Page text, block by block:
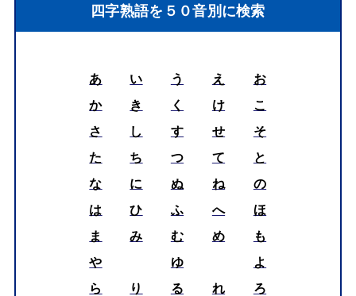
四字熟語を５０音別に検索
あ い う え
お
か
き く け
こ
さ
し す せ
そ
た
ち つ て
と
な
に ぬ ね
の
は
ひ ふ へ
ほ
ま
み む め
も
や
ゆ
よ
ら
り る れ
ろ